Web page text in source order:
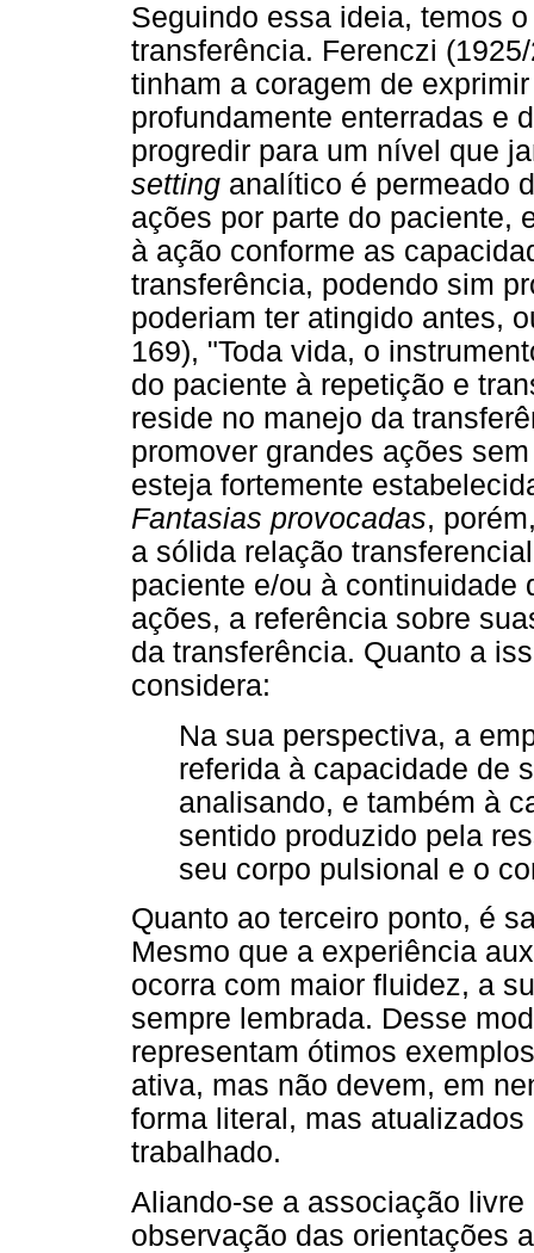
Seguindo essa ideia, temos
transferência. Ferenczi
tinham a coragem de
profundamente enterradas e
progredir para um nível que
setting analítico é permeado
ações por parte do paciente,
à ação conforme as
transferência, podendo sim
poderiam ter atingido antes,
169), "Toda vida, o
do paciente à repetição e
reside no manejo da
promover grandes ações
esteja fortemente
Fantasias provocadas,
a sólida relação
paciente e/ou à continuidade
ações, a referência sobre
da transferência. Quanto a
considera:
Na sua perspectiva, a
referida à capacidade de
analisando, e também à
sentido produzido pela
seu corpo pulsional e o
Quanto ao terceiro ponto, é
Mesmo que a experiência
ocorra com maior fluidez, a
sempre lembrada. Desse
representam ótimos
ativa, mas não devem, em
forma literal, mas
trabalhado.
Aliando-se a associação
observação das orientações